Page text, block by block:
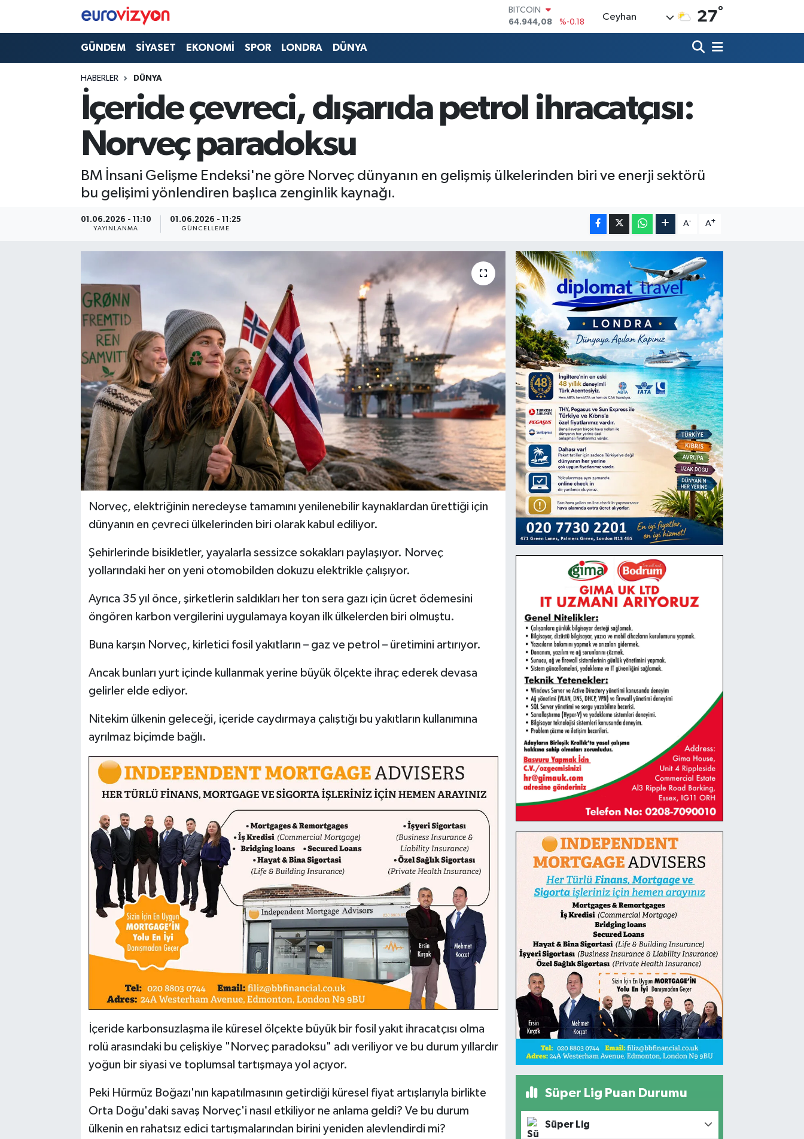
DOLAR
47,7436
%0.18
EURO
6660.55
%0.03
BİST100
13.779
%-14
Ceyhan 27°
GÜNDEM SİYASET EKONOMİ SPOR LONDRA DÜNYA
HABERLER DÜNYA
İçeride çevreci, dışarıda petrol ihracatçısı:
Norveç paradoksu
BM İnsani Gelişme Endeksi'ne göre Norveç dünyanın en gelişmiş ülkelerinden biri ve enerji sektörü
bu gelişimi yönlendiren başlıca zenginlik kaynağı.
01.06.2026 - 11:10
YAYINLANMA
01.06.2026 - 11:25
GÜNCELLEME
A- A+
Norveç, elektriğinin neredeyse tamamını yenilenebilir kaynaklardan ürettiği için
dünyanın en çevreci ülkelerinden biri olarak kabul ediliyor.
Şehirlerinde bisikletler, yayalarla sessizce sokakları paylaşıyor. Norveç
yollarındaki her on yeni otomobilden dokuzu elektrikle çalışıyor.
Ayrıca 35 yıl önce, şirketlerin saldıkları her ton sera gazı için ücret ödemesini
öngören karbon vergilerini uygulamaya koyan ilk ülkelerden biri olmuştu.
Buna karşın Norveç, kirletici fosil yakıtların – gaz ve petrol – üretimini artırıyor.
Ancak bunları yurt içinde kullanmak yerine büyük ölçekte ihraç ederek devasa
gelirler elde ediyor.
Nitekim ülkenin geleceği, içeride caydırmaya çalıştığı bu yakıtların kullanımına
ayrılmaz biçimde bağlı.
İçeride karbonsuzlaşma ile küresel ölçekte büyük bir fosil yakıt ihracatçısı olma
rolü arasındaki bu çelişkiye "Norveç paradoksu" adı veriliyor ve bu durum yıllardır
yoğun bir siyasi ve toplumsal tartışmaya yol açıyor.
Peki Hürmüz Boğazı'nın kapatılmasının getirdiği küresel fiyat artışlarıyla birlikte
Orta Doğu'daki savaş Norveç'i nasıl etkiliyor ne anlama geldi? Ve bu durum
ülkenin en rahatsız edici tartışmalarından birini yeniden alevlendirdi mi?
Süper Lig Puan Durumu
Süper Lig